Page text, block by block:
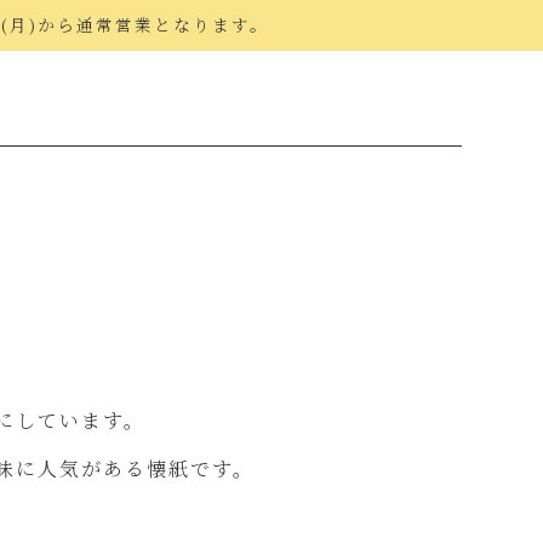
)から通常営業となります。
ています。
人気がある懐紙です。